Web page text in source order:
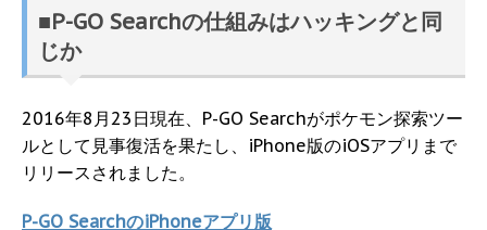
■P-GO Searchの仕組みはハッキングと同
じか
2016年8月23日現在、P-GO Searchがポケモン探索ツー
ルとして見事復活を果たし、iPhone版のiOSアプリまで
リリースされました。
P-GO SearchのiPhoneアプリ版